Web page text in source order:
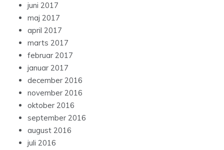
juni 2017
maj 2017
april 2017
marts 2017
februar 2017
januar 2017
december 2016
november 2016
oktober 2016
september 2016
august 2016
juli 2016